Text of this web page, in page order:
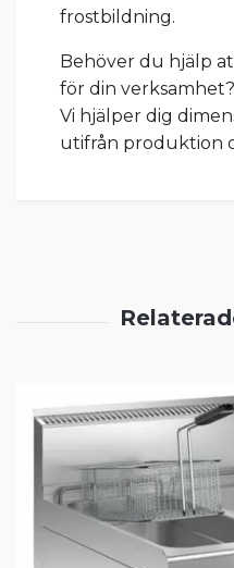
frostbildning.
Behöver du hjälp
för din verksamhet?
Vi hjälper dig
utifrån produktion